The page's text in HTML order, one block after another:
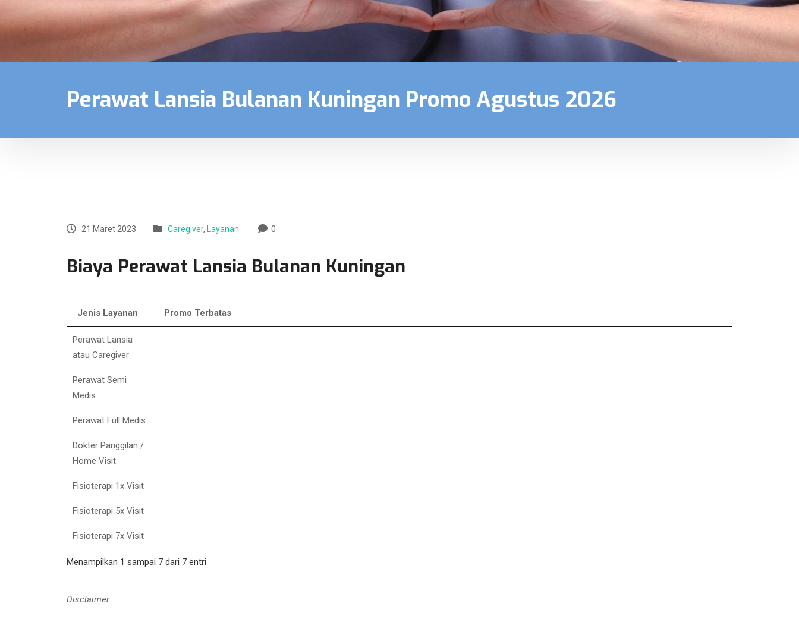
Perawat Lansia Bulanan Kuningan Promo Agustus 2026
21 Maret 2023 Caregiver, Layanan 0
Biaya Perawat Lansia Bulanan Kuningan
Jenis Layanan Promo Terbatas
Jenis Layanan
Perawat Lansia
atau Caregiver
Perawat Semi
Medis
Perawat Full Medis
Dokter Panggilan /
Home Visit
Fisioterapi 1x Visit
Fisioterapi 5x Visit
Fisioterapi 7x Visit
Menampilkan 1 sampai 7 dari 7 entri
Disclaimer :